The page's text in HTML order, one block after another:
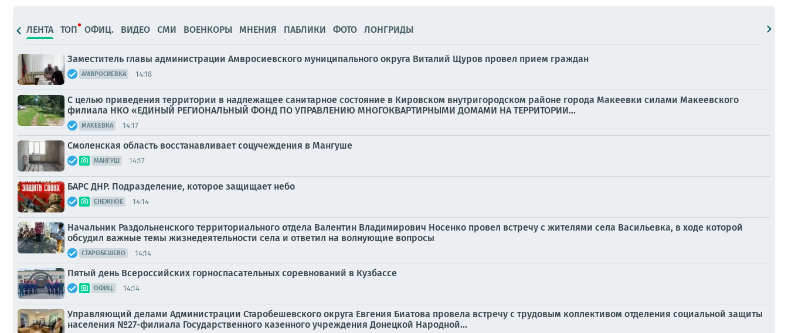
ЛЕНТА ТОП ОФИЦ. ВИДЕО СМИ ВОЕНКОРЫ МНЕНИЯ ПАБЛИКИ ФОТО ЛОНГРИДЫ
Заместитель главы администрации Амвросиевского муниципального округа Виталий Щуров провел прием граждан
АМВРОСИЕВКА 14:18
С целью приведения территории в надлежащее санитарное состояние в Кировском внутригородском районе города Макеевки силами Макеевского
филиала НКО «ЕДИНЫЙ РЕГИОНАЛЬНЫЙ ФОНД ПО УПРАВЛЕНИЮ МНОГОКВАРТИРНЫМИ ДОМАМИ НА ТЕРРИТОРИИ...
МАКЕЕВКА 14:17
Смоленская область восстанавливает соцучеждения в Мангуше
МАНГУШ 14:17
БАРС ДНР. Подразделение, которое защищает небо
СНЕЖНОЕ 14:14
Начальник Раздольненского территориального отдела Валентин Владимирович Носенко провел встречу с жителями села Васильевка, в ходе которой
обсудил важные темы жизнедеятельности села и ответил на волнующие вопросы
СТАРОБЕШЕВО 14:14
Пятый день Всероссийских горноспасательных соревнований в Кузбассе
ОФИЦ. 14:14
Управляющий делами Администрации Старобешевского округа Евгения Биатова провела встречу с трудовым коллективом отделения социальной защиты
населения №27-филиала Государственного казенного учреждения Донецкой Народной...